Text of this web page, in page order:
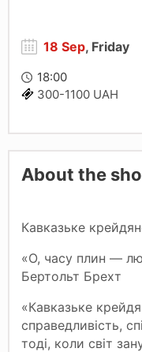
18 Sep, Friday
18:00
300-1100 UAH
About the
Кавказьке
«О, часу плин —
Бертольт Брехт
«Кавказьке
справедливість,
тоді, коли світ